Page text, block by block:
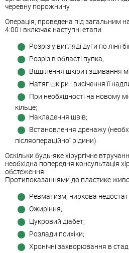
черевну порожнину .
Операція, проведена під загальним
4:00 і включає наступні етапи:
Розріз у вигляді дуги по лінії
Розріз в області пупка;
Відділення шкіри і зшивання
Натяг шкіри і висічення її
При необхідності на новому
кільце;
Накладення швів;
Встановлення дренажу
післяопераційної рідини).
Оскільки будь-яке хірургічне
необхідна попередня консультація
обстеження.
Протипоказаннями до пластике
Ревматизм, ниркова
Ожиріння;
Цукровий діабет;
Розлади психіки;
Хронічні захворювання в